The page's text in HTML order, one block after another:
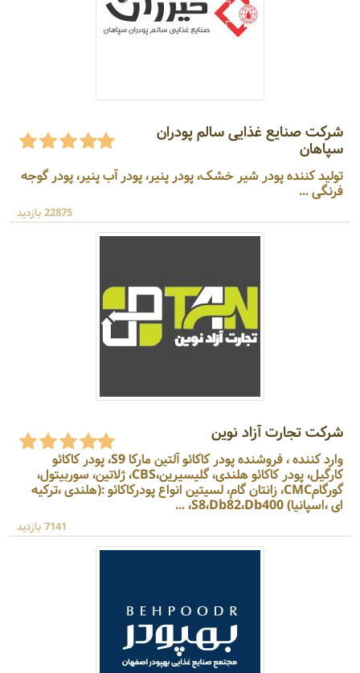
شرکت صنایع غذایی سالم پودران
سپاهان
تولید کننده پودر شیر خشک، پودر پنیر، پودر آب پنیر، پودر گوجه
فرنگی ...
22875 بازدید
شرکت تجارت آزاد نوین
وارد کننده ، فروشنده پودر کاکائو آلتین مارکا S9، پودر کاکائو
کارگیل، پودر کاکائو هلندی، گلیسیرین،CBS، ژلاتین، سوربیتول،
گورگامCMC، زانتان گام، لسیتین انواع پودرکاکائو :(هلندی ،ترکیه
ای ،اسپانیا) S8،Db82،Db400، ...
7141 بازدید